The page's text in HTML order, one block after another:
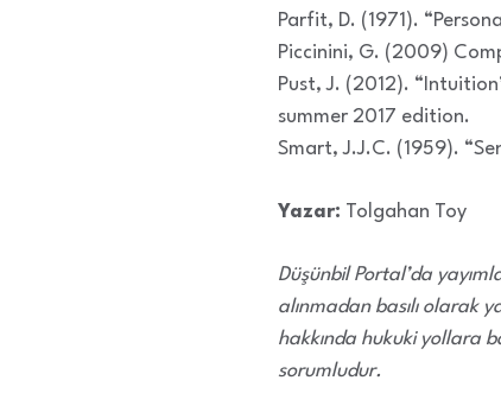
Parfit, D. (1971).
Piccinini, G. (2009)
Pust, J. (2012).
summer 2017 edition.
Smart, J.J.C. (1959).
Yazar: Tolgahan Toy
Düşünbil Portal’da
alınmadan basılı olarak
hakkında hukuki yollara
sorumludur.